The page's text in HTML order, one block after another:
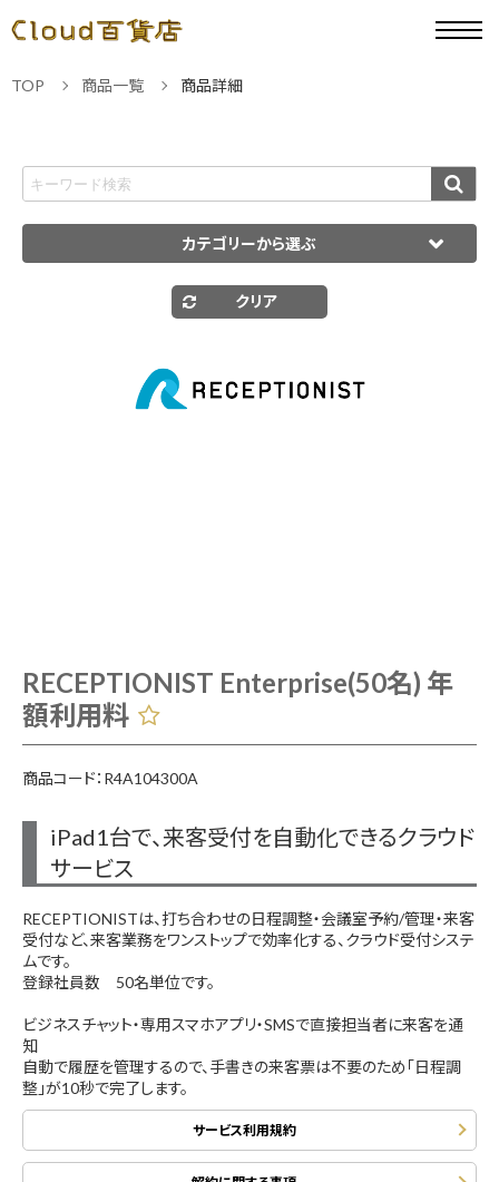
TOP 商品一覧 商品詳細
カテゴリーから選ぶ
クリア
RECEPTIONIST Enterprise(50名) 年
額利用料
商品コード：R4A104300A
iPad1台で、来客受付を自動化できるクラウド
サービス
RECEPTIONISTは、打ち合わせの日程調整・会議室予約/管理・来客
受付など、来客業務をワンストップで効率化する、クラウド受付システ
ムです。
登録社員数 50名単位です。
ビジネスチャット・専用スマホアプリ・SMSで直接担当者に来客を通
知
自動で履歴を管理するので、手書きの来客票は不要のため「日程調
整」が10秒で完了します。
サービス利用規約